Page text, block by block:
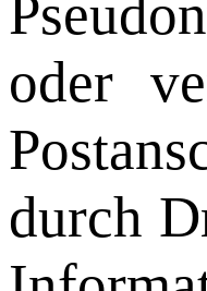
oder
durch